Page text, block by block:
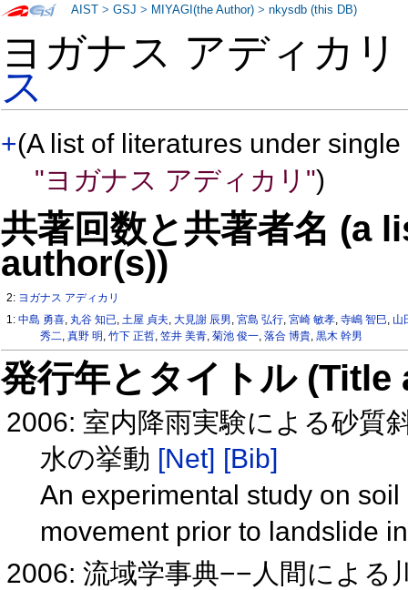
ヨガナス アディカ
ス
+(A list of literatures under
"ヨガナス アディカリ")
共著回数と共著者名 (a
author(s))
2: ヨガナス アディカリ
1:中島 勇喜, 丸谷 知已,土屋 貞夫,大見謝 辰男,宮島 弘行,宮崎 敏孝,寺嶋 智巳, 山
秀二, 真野 明 , 竹下 正哲, 笠井 美青, 菊池 俊一, 落合 博貴, 黒木 幹男
発行年とタイトル
2006: 室内降雨実験による砂質
水の挙動 [Net] [Bib]
An experimental study on
movement prior to landslide
2006: 流域学事典−−人間によ
AIST >GSJ > MIYAGI(the Author) >nkysdb (this DB)